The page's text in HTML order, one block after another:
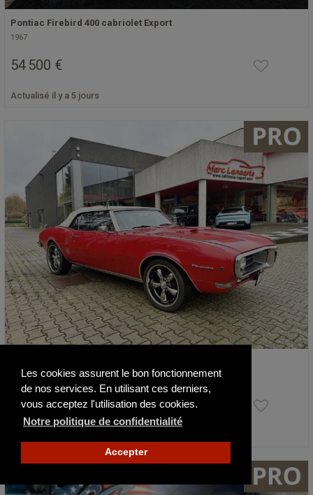
Les cookies assurent le bon fonctionnement
de nos services. En utilisant ces derniers,
vous acceptez l'utilisation des cookies.
Notre politique de confidentialité
Accepter
Pontiac Firebird 400 cabriolet Export
1967
54 500 €
Actualisé il y a 5 jours
1968 46463 mi
Faire offre